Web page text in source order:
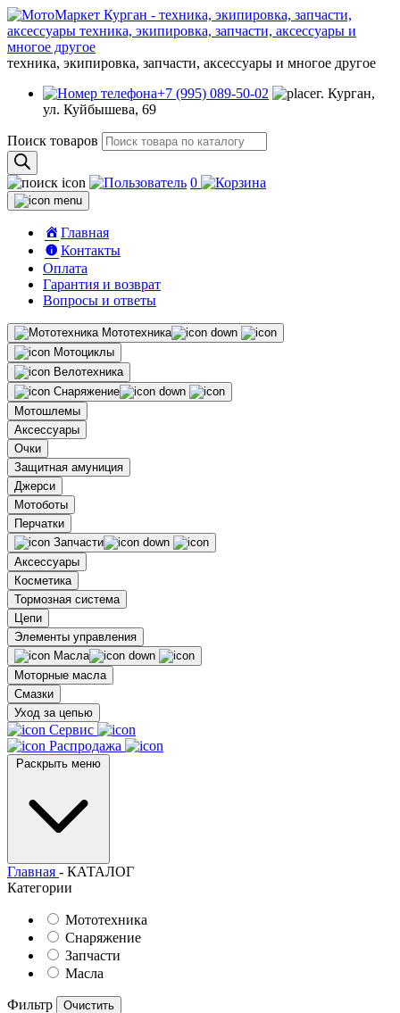
техника, экипировка, запчасти, аксессуары и многое другое
+7 (995) 089-50-02
г. Курган,
ул. Куйбышева, 69
Поиск товаров
0
Главная
Контакты
Оплата
Гарантия и возврат
Вопросы и ответы
Мототехника
Мотоциклы
Велотехника
Снаряжение
Мотошлемы
Аксессуары
Очки
Защитная амуниция
Джерси
Мотоботы
Перчатки
Запчасти
Аксессуары
Косметика
Тормозная система
Цепи
Элементы управления
Масла
Моторные масла
Смазки
Уход за цепью
Сервис
Распродажа
Главная - КАТАЛОГ
Категории
Мототехника
Снаряжение
Запчасти
Масла
Фильтр Очистить